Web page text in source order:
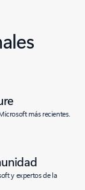
más recientes.
y expertos de la